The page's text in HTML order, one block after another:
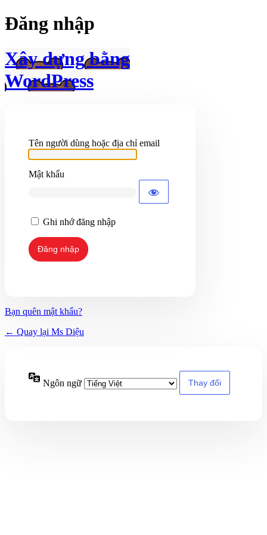
Đăng nhập
Xây dựng bằng
WordPress
Tên người dùng hoặc địa chỉ email
Mật khẩu
Ghi nhớ đăng nhập
Bạn quên mật khẩu?
← Quay lại Ms Diệu
Ngôn ngữ